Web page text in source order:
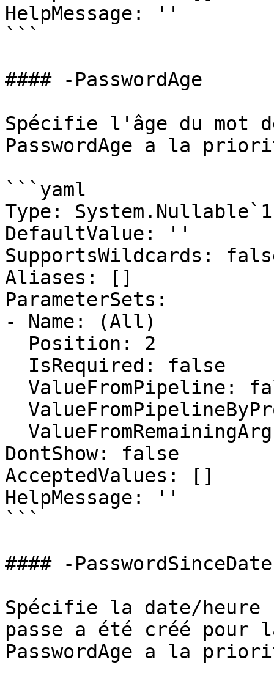
HelpMessage: ''
```
#### -PasswordAge
Spécifie l'âge du mot
PasswordAge a la
```yaml
Type:
DefaultValue: ''
SupportsWildcards:
Aliases: []
ParameterSets:
- Name: (All)
DontShow: false
AcceptedValues: []
HelpMessage: ''
```
#### -PasswordSinceDate
Spécifie la date/heure
passe a été créé pour
PasswordAge a la